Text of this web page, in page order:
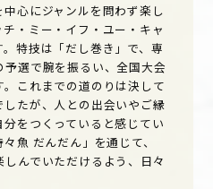
心にジャンルを問わず楽し
・ミー・イフ・ユー・キャ
特技は「だし巻き」で、専
選で腕を振るい、全国大会
これまでの道のりは決して
たが、人との出会いやご縁
をつくっていると感じてい
魚 だんだん」を通じて、
んでいただけるよう、日々